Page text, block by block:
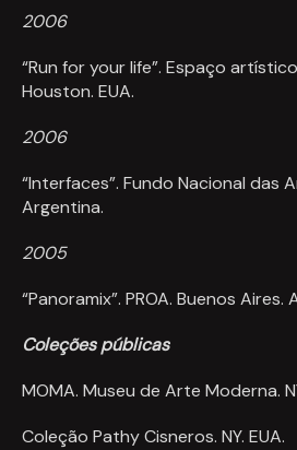
2006
“Run for your life”. Espaço
Houston. EUA.
2006
“Interfaces”. Fundo Nacional das
Argentina.
2005
“Panoramix”. PROA. Buenos Aires.
Coleções públicas
MOMA. Museu de Arte Moderna.
Coleção Pathy Cisneros. NY. EUA.